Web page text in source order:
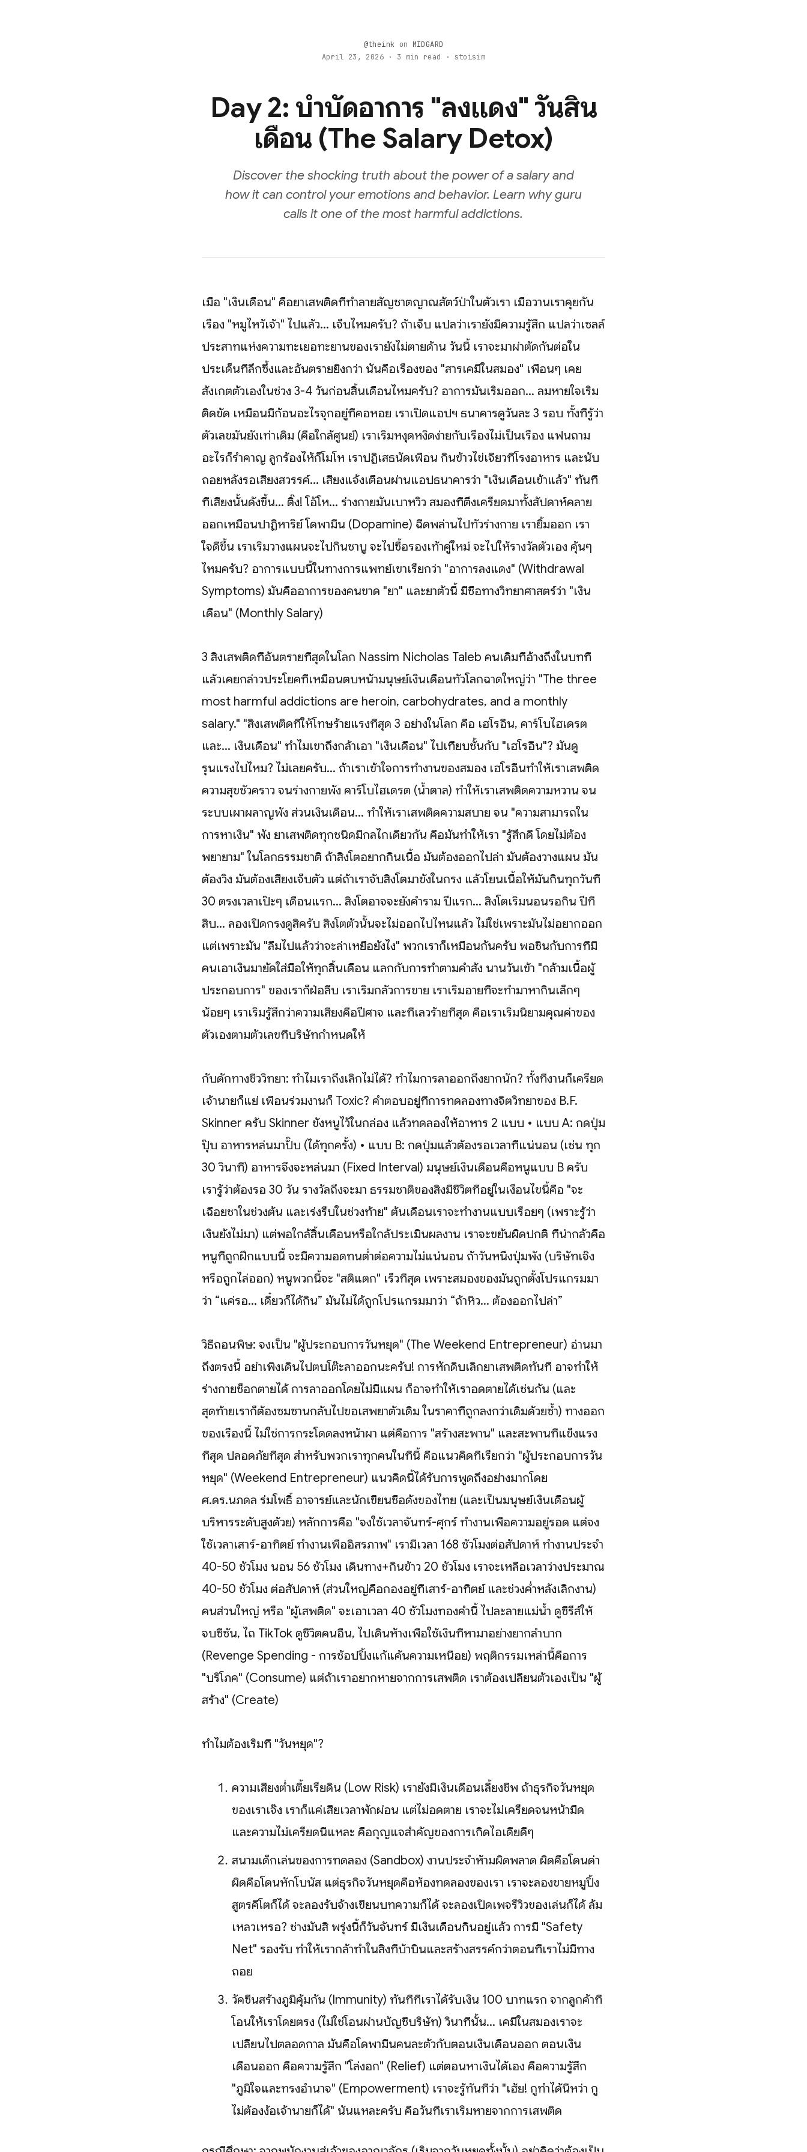
@theink on MIDGARD
April 23, 2026 · 3 min read · stoisim
Day 2: บำบัดอาการ "ลงแดง" วันสิ้น
เดือน (The Salary Detox)
Discover the shocking truth about the power of a salary and
how it can control your emotions and behavior. Learn why guru
calls it one of the most harmful addictions.
เมื่อ "เงินเดือน" คือยาเสพติดที่ทำลายสัญชาตญาณสัตว์ป่าในตัวเรา เมื่อวานเราคุยกัน
เรื่อง "หมูไหว้เจ้า" ไปแล้ว... เจ็บไหมครับ? ถ้าเจ็บ แปลว่าเรายังมีความรู้สึก แปลว่าเซลล์
ประสาทแห่งความทะเยอทะยานของเรายังไม่ตายด้าน วันนี้ เราจะมาผ่าตัดกันต่อใน
ประเด็นที่ลึกซึ้งและอันตรายยิ่งกว่า นั่นคือเรื่องของ "สารเคมีในสมอง" เพื่อนๆ เคย
สังเกตตัวเองในช่วง 3-4 วันก่อนสิ้นเดือนไหมครับ? อาการมันเริ่มออก... ลมหายใจเริ่ม
ติดขัด เหมือนมีก้อนอะไรจุกอยู่ที่คอหอย เราเปิดแอปฯ ธนาคารดูวันละ 3 รอบ ทั้งที่รู้ว่า
ตัวเลขมันยังเท่าเดิม (คือใกล้ศูนย์) เราเริ่มหงุดหงิดง่ายกับเรื่องไม่เป็นเรื่อง แฟนถาม
อะไรก็รำคาญ ลูกร้องไห้ก็โมโห เราปฏิเสธนัดเพื่อน กินข้าวไข่เจียวที่โรงอาหาร และนับ
ถอยหลังรอเสียงสวรรค์... เสียงแจ้งเตือนผ่านแอปธนาคารว่า "เงินเดือนเข้าแล้ว" ทันที
ที่เสียงนั้นดังขึ้น... ติ๊ง! โอ้โห... ร่างกายมันเบาหวิว สมองที่ตึงเครียดมาทั้งสัปดาห์คลาย
ออกเหมือนปาฏิหาริย์ โดพามีน (Dopamine) ฉีดพล่านไปทั่วร่างกาย เรายิ้มออก เรา
ใจดีขึ้น เราเริ่มวางแผนจะไปกินชาบู จะไปซื้อรองเท้าคู่ใหม่ จะไปให้รางวัลตัวเอง คุ้นๆ
ไหมครับ? อาการแบบนี้ในทางการแพทย์เขาเรียกว่า "อาการลงแดง" (Withdrawal
Symptoms) มันคืออาการของคนขาด "ยา" และยาตัวนี้ มีชื่อทางวิทยาศาสตร์ว่า "เงิน
เดือน" (Monthly Salary)
3 สิ่งเสพติดที่อันตรายที่สุดในโลก Nassim Nicholas Taleb คนเดิมที่อ้างถึงในบทที่
แล้วเคยกล่าวประโยคที่เหมือนตบหน้ามนุษย์เงินเดือนทั่วโลกฉาดใหญ่ว่า "The three
most harmful addictions are heroin, carbohydrates, and a monthly
salary." "สิ่งเสพติดที่ให้โทษร้ายแรงที่สุด 3 อย่างในโลก คือ เฮโรอีน, คาร์โบไฮเดรต
และ... เงินเดือน" ทำไมเขาถึงกล้าเอา "เงินเดือน" ไปเทียบชั้นกับ "เฮโรอีน"? มันดู
รุนแรงไปไหม? ไม่เลยครับ... ถ้าเราเข้าใจการทำงานของสมอง เฮโรอีนทำให้เราเสพติด
ความสุขชั่วคราว จนร่างกายพัง คาร์โบไฮเดรต (น้ำตาล) ทำให้เราเสพติดความหวาน จน
ระบบเผาผลาญพัง ส่วนเงินเดือน... ทำให้เราเสพติดความสบาย จน "ความสามารถใน
การหาเงิน" พัง ยาเสพติดทุกชนิดมีกลไกเดียวกัน คือมันทำให้เรา "รู้สึกดี โดยไม่ต้อง
พยายาม" ในโลกธรรมชาติ ถ้าสิงโตอยากกินเนื้อ มันต้องออกไปล่า มันต้องวางแผน มัน
ต้องวิ่ง มันต้องเสี่ยงเจ็บตัว แต่ถ้าเราจับสิงโตมาขังในกรง แล้วโยนเนื้อให้มันกินทุกวันที่
30 ตรงเวลาเป๊ะๆ เดือนแรก... สิงโตอาจจะยังคำราม ปีแรก... สิงโตเริ่มนอนรอกิน ปีที่
สิบ... ลองเปิดกรงดูสิครับ สิงโตตัวนั้นจะไม่ออกไปไหนแล้ว ไม่ใช่เพราะมันไม่อยากออก
แต่เพราะมัน "ลืมไปแล้วว่าจะล่าเหยื่อยังไง" พวกเราก็เหมือนกันครับ พอชินกับการที่มี
คนเอาเงินมายัดใส่มือให้ทุกสิ้นเดือน แลกกับการทำตามคำสั่ง นานวันเข้า "กล้ามเนื้อผู้
ประกอบการ" ของเราก็ฝ่อลีบ เราเริ่มกลัวการขาย เราเริ่มอายที่จะทำมาหากินเล็กๆ
น้อยๆ เราเริ่มรู้สึกว่าความเสี่ยงคือปีศาจ และที่เลวร้ายที่สุด คือเราเริ่มนิยามคุณค่าของ
ตัวเองตามตัวเลขที่บริษัทกำหนดให้
กับดักทางชีววิทยา: ทำไมเราถึงเลิกไม่ได้? ทำไมการลาออกถึงยากนัก? ทั้งที่งานก็เครียด
เจ้านายก็แย่ เพื่อนร่วมงานก็ Toxic? คำตอบอยู่ที่การทดลองทางจิตวิทยาของ B.F.
Skinner ครับ Skinner ขังหนูไว้ในกล่อง แล้วทดลองให้อาหาร 2 แบบ • แบบ A: กดปุ่ม
ปุ๊บ อาหารหล่นมาปั๊บ (ได้ทุกครั้ง) • แบบ B: กดปุ่มแล้วต้องรอเวลาที่แน่นอน (เช่น ทุก
30 วินาที) อาหารจึงจะหล่นมา (Fixed Interval) มนุษย์เงินเดือนคือหนูแบบ B ครับ
เรารู้ว่าต้องรอ 30 วัน รางวัลถึงจะมา ธรรมชาติของสิ่งมีชีวิตที่อยู่ในเงื่อนไขนี้คือ "จะ
เฉื่อยชาในช่วงต้น และเร่งรีบในช่วงท้าย" ต้นเดือนเราจะทำงานแบบเรื่อยๆ (เพราะรู้ว่า
เงินยังไม่มา) แต่พอใกล้สิ้นเดือนหรือใกล้ประเมินผลงาน เราจะขยันผิดปกติ ที่น่ากลัวคือ
หนูที่ถูกฝึกแบบนี้ จะมีความอดทนต่ำต่อความไม่แน่นอน ถ้าวันหนึ่งปุ่มพัง (บริษัทเจ๊ง
หรือถูกไล่ออก) หนูพวกนี้จะ "สติแตก" เร็วที่สุด เพราะสมองของมันถูกตั้งโปรแกรมมา
ว่า “แค่รอ... เดี๋ยวก็ได้กิน” มันไม่ได้ถูกโปรแกรมมาว่า “ถ้าหิว... ต้องออกไปล่า”
วิธีถอนพิษ: จงเป็น "ผู้ประกอบการวันหยุด" (The Weekend Entrepreneur) อ่านมา
ถึงตรงนี้ อย่าเพิ่งเดินไปตบโต๊ะลาออกนะครับ! การหักดิบเลิกยาเสพติดทันที อาจทำให้
ร่างกายช็อกตายได้ การลาออกโดยไม่มีแผน ก็อาจทำให้เราอดตายได้เช่นกัน (และ
สุดท้ายเราก็ต้องซมซานกลับไปขอเสพยาตัวเดิม ในราคาที่ถูกลงกว่าเดิมด้วยซ้ำ) ทางออก
ของเรื่องนี้ ไม่ใช่การกระโดดลงหน้าผา แต่คือการ "สร้างสะพาน" และสะพานที่แข็งแรง
ที่สุด ปลอดภัยที่สุด สำหรับพวกเราทุกคนในที่นี้ คือแนวคิดที่เรียกว่า "ผู้ประกอบการวัน
หยุด" (Weekend Entrepreneur) แนวคิดนี้ได้รับการพูดถึงอย่างมากโดย
ศ.ดร.นภดล ร่มโพธิ์ อาจารย์และนักเขียนชื่อดังของไทย (และเป็นมนุษย์เงินเดือนผู้
บริหารระดับสูงด้วย) หลักการคือ "จงใช้เวลาจันทร์-ศุกร์ ทำงานเพื่อความอยู่รอด แต่จง
ใช้เวลาเสาร์-อาทิตย์ ทำงานเพื่ออิสรภาพ" เรามีเวลา 168 ชั่วโมงต่อสัปดาห์ ทำงานประจำ
40-50 ชั่วโมง นอน 56 ชั่วโมง เดินทาง+กินข้าว 20 ชั่วโมง เราจะเหลือเวลาว่างประมาณ
40-50 ชั่วโมง ต่อสัปดาห์ (ส่วนใหญ่คือกองอยู่ที่เสาร์-อาทิตย์ และช่วงค่ำหลังเลิกงาน)
คนส่วนใหญ่ หรือ "ผู้เสพติด" จะเอาเวลา 40 ชั่วโมงทองคำนี้ ไปละลายแม่น้ำ ดูซีรีส์ให้
จบซีซั่น, ไถ TikTok ดูชีวิตคนอื่น, ไปเดินห้างเพื่อใช้เงินที่หามาอย่างยากลำบาก
(Revenge Spending - การช้อปปิ้งแก้แค้นความเหนื่อย) พฤติกรรมเหล่านี้คือการ
"บริโภค" (Consume) แต่ถ้าเราอยากหายจากการเสพติด เราต้องเปลี่ยนตัวเองเป็น "ผู้
สร้าง" (Create)
ทำไมต้องเริ่มที่ "วันหยุด"?
ความเสี่ยงต่ำเตี้ยเรี่ยดิน (Low Risk) เรายังมีเงินเดือนเลี้ยงชีพ ถ้าธุรกิจวันหยุด
ของเราเจ๊ง เราก็แค่เสียเวลาพักผ่อน แต่ไม่อดตาย เราจะไม่เครียดจนหน้ามืด
และความไม่เครียดนี่แหละ คือกุญแจสำคัญของการเกิดไอเดียดีๆ
สนามเด็กเล่นของการทดลอง (Sandbox) งานประจำห้ามผิดพลาด ผิดคือโดนด่า
ผิดคือโดนหักโบนัส แต่ธุรกิจวันหยุดคือห้องทดลองของเรา เราจะลองขายหมูปิ้ง
สูตรคีโตก็ได้ จะลองรับจ้างเขียนบทความก็ได้ จะลองเปิดเพจรีวิวของเล่นก็ได้ ล้ม
เหลวเหรอ? ช่างมันสิ พรุ่งนี้ก็วันจันทร์ มีเงินเดือนกินอยู่แล้ว การมี "Safety
Net" รองรับ ทำให้เรากล้าทำในสิ่งที่บ้าบิ่นและสร้างสรรค์กว่าตอนที่เราไม่มีทาง
ถอย
วัคซีนสร้างภูมิคุ้มกัน (Immunity) ทันทีที่เราได้รับเงิน 100 บาทแรก จากลูกค้าที่
โอนให้เราโดยตรง (ไม่ใช่โอนผ่านบัญชีบริษัท) วินาทีนั้น... เคมีในสมองเราจะ
เปลี่ยนไปตลอดกาล มันคือโดพามีนคนละตัวกับตอนเงินเดือนออก ตอนเงิน
เดือนออก คือความรู้สึก "โล่งอก" (Relief) แต่ตอนหาเงินได้เอง คือความรู้สึก
"ภูมิใจและทรงอำนาจ" (Empowerment) เราจะรู้ทันทีว่า "เฮ้ย! กูทำได้นี่หว่า กู
ไม่ต้องง้อเจ้านายก็ได้" นั่นแหละครับ คือวันที่เราเริ่มหายจากการเสพติด